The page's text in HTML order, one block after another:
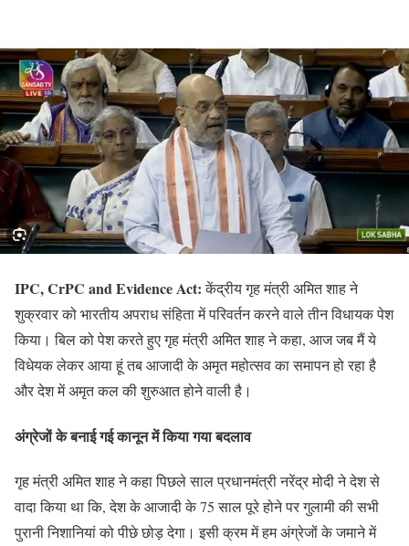
IPC, CrPC and Evidence Act:केंद्रीय गृह मंत्री अमित शाह ने
शुक्रवार को भारतीय अपराध संहिता में परिवर्तन करने वाले तीन विधायक पेश
किया। बिल को पेश करते हुए गृह मंत्री अमित शाह ने कहा, आज जब मैं ये
विधेयक लेकर आया हूं तब आजादी के अमृत महोत्सव का समापन हो रहा है
और देश में अमृत कल की शुरुआत होने वाली है।
अंग्रेजों के बनाई गई कानून में किया गया बदलाव
गृह मंत्री अमित शाह ने कहा पिछले साल प्रधानमंत्री नरेंद्र मोदी ने देश से
वादा किया था कि, देश के आजादी के 75 साल पूरे होने पर गुलामी की सभी
पुरानी निशानियां को पीछे छोड़ देगा। इसी क्रम में हम अंग्रेजों के जमाने में